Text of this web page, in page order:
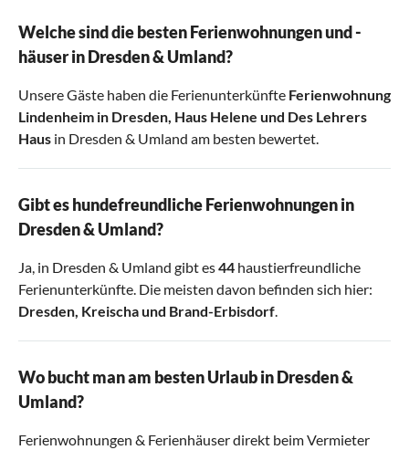
Welche sind die besten Ferienwohnungen und -
häuser in Dresden & Umland?
Unsere Gäste haben die Ferienunterkünfte Ferienwohnung
Lindenheim in Dresden, Haus Helene und Des Lehrers
Haus in Dresden & Umland am besten bewertet.
Gibt es hundefreundliche Ferienwohnungen in
Dresden & Umland?
Ja, in Dresden & Umland gibt es44 haustierfreundliche
Ferienunterkünfte. Die meisten davon befinden sich hier:
Dresden, Kreischaund Brand-Erbisdorf.
Wo bucht man am besten Urlaub in Dresden &
Umland?
Ferienwohnungen & Ferienhäuser direkt beim Vermieter